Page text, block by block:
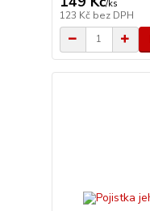
/ks
123 Kč bez DPH